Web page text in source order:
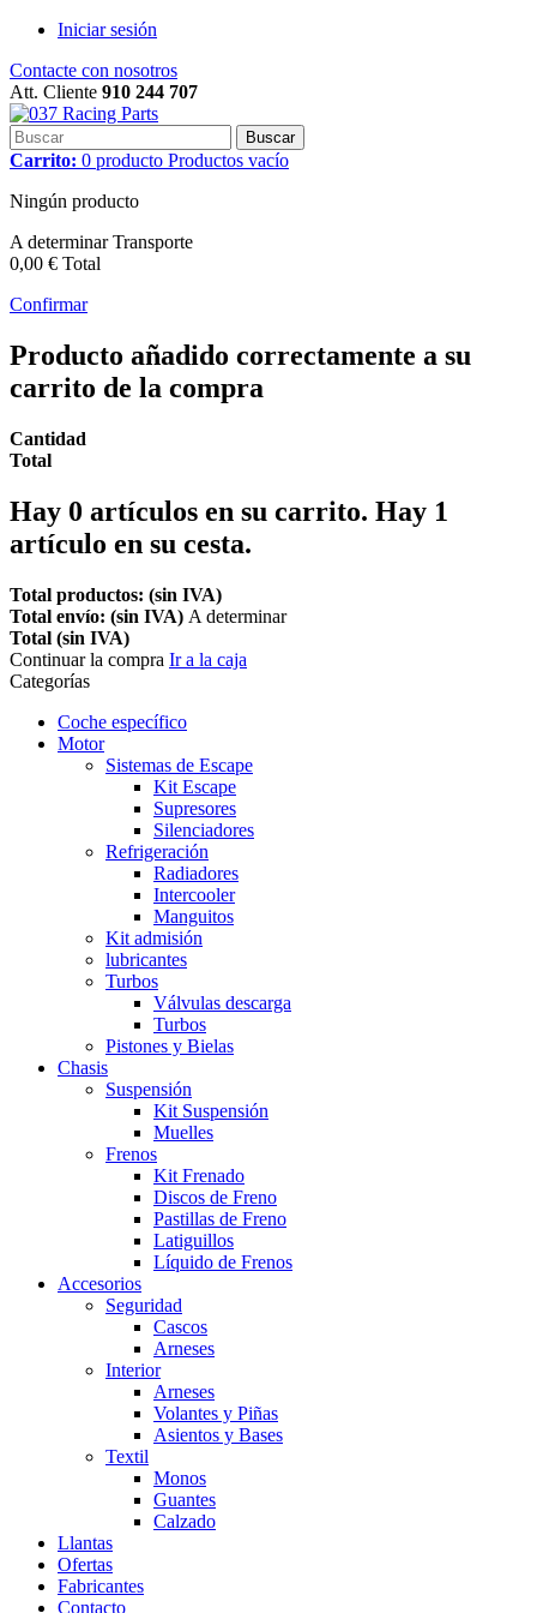
Iniciar sesión
Contacte con nosotros
Att. Cliente 910 244 707
Buscar
Carrito: 0 producto Productos vacío
Ningún producto
A determinarTransporte
0,00 € Total
Confirmar
Producto añadido correctamente a su
carrito de la compra
Cantidad
Total
Hay 0 artículos en su carrito. Hay 1
artículo en su cesta.
Total productos: (sin IVA)
Total envío: (sin IVA) A determinar
Total (sin IVA)
Continuar la compra Ir a la caja
Categorías
Coche específico
Motor
Sistemas de Escape
Kit Escape
Supresores
Silenciadores
Refrigeración
Radiadores
Intercooler
Manguitos
Kit admisión
lubricantes
Turbos
Válvulas descarga
Turbos
Pistones y Bielas
Chasis
Suspensión
Kit Suspensión
Muelles
Frenos
Kit Frenado
Discos de Freno
Pastillas de Freno
Latiguillos
Líquido de Frenos
Accesorios
Seguridad
Cascos
Arneses
Interior
Arneses
Volantes y Piñas
Asientos y Bases
Textil
Monos
Guantes
Calzado
Llantas
Ofertas
Fabricantes
Contacto